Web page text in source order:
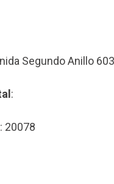
Segundo Anillo
:
: 20078